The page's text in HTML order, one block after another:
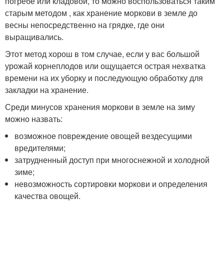
старым методом , как хранение моркови в земле до
весны непосредственно на грядке, где они
выращивались.
Этот метод хорош в том случае, если у вас большой
урожай корнеплодов или ощущается острая нехватка
времени на их уборку и последующую обработку для
закладки на хранение.
Среди минусов хранения моркови в земле на зиму
можно назвать:
возможное повреждение овощей вездесущими
вредителями;
затрудненный доступ при многоснежной и холодной
зиме;
невозможность сортировки моркови и определения
качества овощей.